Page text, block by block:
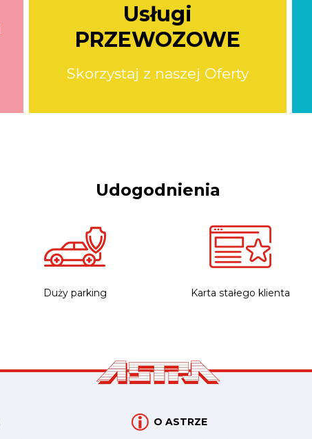
Usługi
PRZEWOZOWE
Skorzystaj z naszej Oferty
Udogodnienia
Duży parking Karta stałego klienta
O ASTRZE